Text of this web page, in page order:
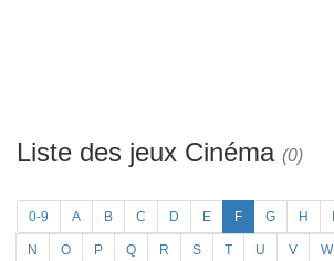
Liste des jeux Cinéma (0)
0-9 A B C D E F G H
N O P Q R S T U V W